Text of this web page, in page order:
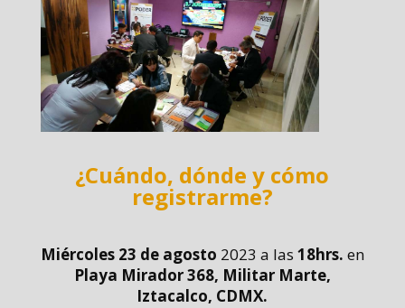
¿Cuándo, dónde y cómo
registrarme?
Miércoles 23 de agosto 2023 a las 18hrs. en
Playa Mirador 368, Militar Marte,
Iztacalco, CDMX.